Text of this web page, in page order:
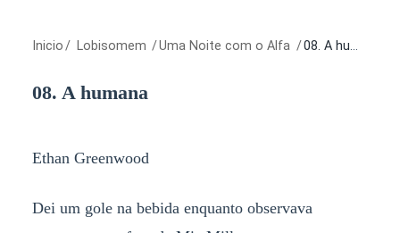
Inicio / Lobisomem /Uma Noite com o Alfa /08. A humana
08. A humana
Ethan Greenwood
Dei um gole na bebida enquanto observava